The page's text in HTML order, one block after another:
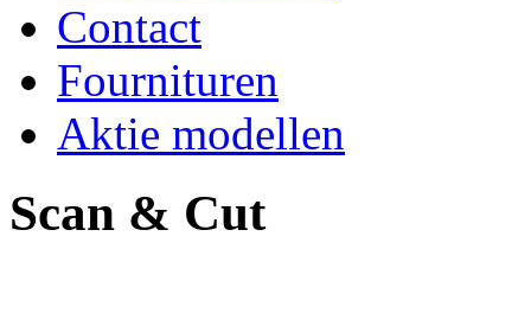
Contact
Fournituren
Aktie modellen
Scan & Cut